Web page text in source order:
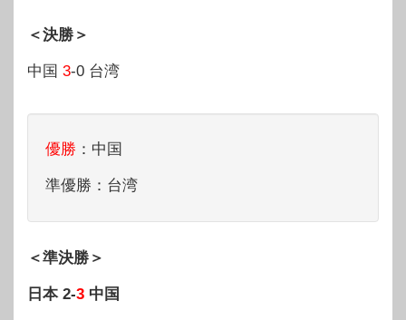
＜決勝＞
中国 3-0 台湾
優勝 ：中国
準優勝：台湾
＜準決勝＞
日本 2-3 中国